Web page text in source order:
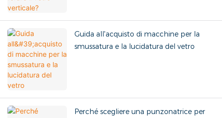
Guida all'acquisto di macchine per la
smussatura e la lucidatura del vetro
Perché scegliere una punzonatrice per